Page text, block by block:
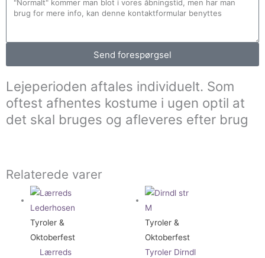
Send forespørgsel
Lejeperioden aftales individuelt. Som
oftest afhentes kostume i ugen optil at
det skal bruges og afleveres efter brug
Relaterede varer
Tyroler &
Oktoberfest
Lærreds
Tyroler &
Oktoberfest
Tyroler Dirndl